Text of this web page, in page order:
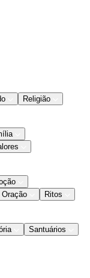
Religião
Oração
Ritos
Santuários